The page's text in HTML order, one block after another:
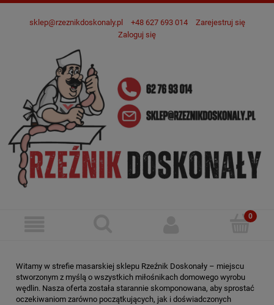
sklep@rzeznikdoskonaly.pl +48 627 693 014
Zarejestruj się
Zaloguj się
Witamy w strefie masarskiej sklepu Rzeźnik Doskonały – miejscu
stworzonym z myślą o wszystkich miłośnikach domowego wyrobu
wędlin. Nasza oferta została starannie skomponowana, aby sprostać
oczekiwaniom zarówno początkujących, jak i doświadczonych